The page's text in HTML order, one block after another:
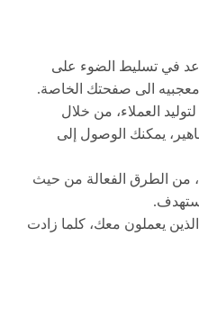
في تسليط الضوء على
معجبيه الى صفحتك الخاصة.
العملاء، من خلال
يمكنك الوصول إلى
من الطرق الفعالة من حيث
يعملون معك، كلما زادت